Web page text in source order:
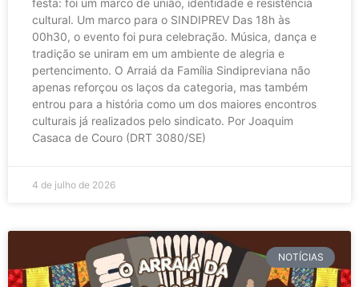
festa: foi um marco de união, identidade e resistência
cultural. Um marco para o SINDIPREV Das 18h às
00h30, o evento foi pura celebração. Música, dança e
tradição se uniram em um ambiente de alegria e
pertencimento. O Arraiá da Família Sindipreviana não
apenas reforçou os laços da categoria, mas também
entrou para a história como um dos maiores encontros
culturais já realizados pelo sindicato. Por Joaquim
Casaca de Couro (DRT 3080/SE)
4 de julho de 2026
NOTÍCIAS